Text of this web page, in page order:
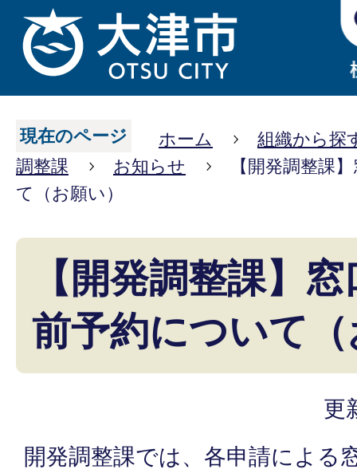
現在のページ ホーム
組織から探
調整課
お知らせ
【開発調整課
て（お願い）
【開発調整課】
前予約について
更
開発調整課では、各申請による